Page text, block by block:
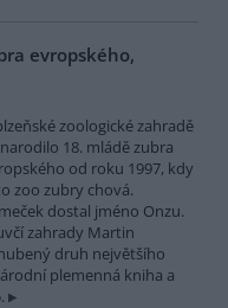
evropského,
zoologické zahradě
18. mládě zubra
od roku 1997, kdy
zoo zubry chová.
dostal jméno Onzu.
zahrady Martin
druh největšího
plemenná kniha a